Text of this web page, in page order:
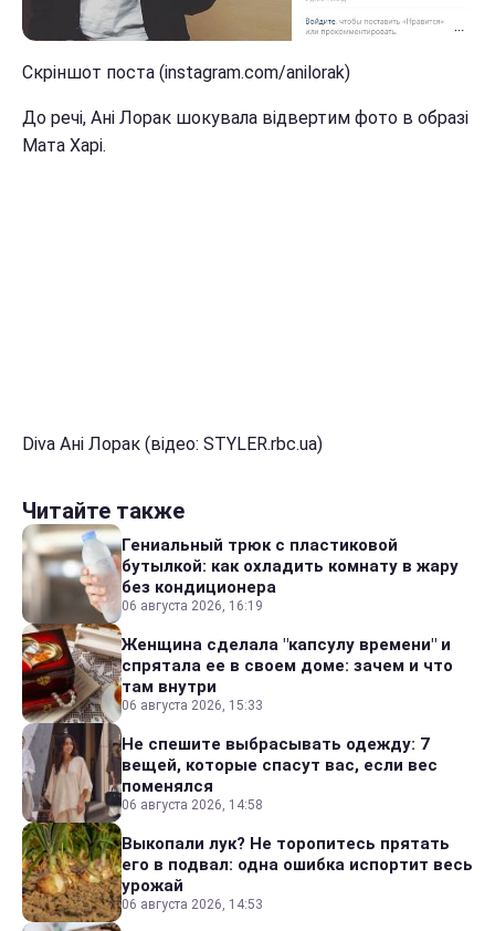
Скріншот поста (instagram.com/anilorak)
До речі, Ані Лорак шокувала відвертим фото в образі
Мата Харі.
Diva Ані Лорак (відео: STYLER.rbc.ua)
Читайте также
Гениальный трюк с пластиковой
бутылкой: как охладить комнату в жару
без кондиционера
06 августа 2026, 16:19
Женщина сделала "капсулу времени" и
спрятала ее в своем доме: зачем и что
там внутри
06 августа 2026, 15:33
Не спешите выбрасывать одежду: 7
вещей, которые спасут вас, если вес
поменялся
06 августа 2026, 14:58
Выкопали лук? Не торопитесь прятать
его в подвал: одна ошибка испортит весь
урожай
06 августа 2026, 14:53